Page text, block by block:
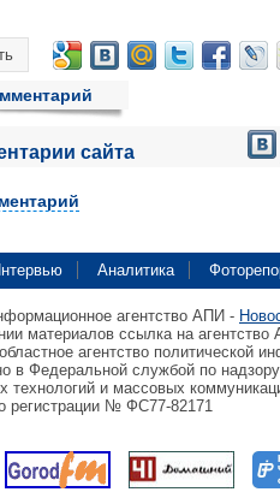
сайта
Аналитика
агентство АПИ -
материалов ссылка на агентство
агентство политической
в Федеральной службой по
технологий и массовых
регистрации № ФС77-82171